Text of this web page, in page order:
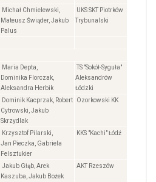
Michał Chmielewski,
Mateusz Świąder, Jakub
Palus
UKS SKT Piotrków
Trybunalski
Maria Depta,
Dominika Florczak,
Aleksandra Herbik
TS "Sokół-Syguła"
Aleksandrów
Łódzki
Dominik Kacprzak, Robert
Cytrowski, Jakub
Skrzydlak
Ozorkowski KK
Krzysztof Pilarski,
Jan Pieczka, Gabriela
Felsztukier
KKS "Kachi" Łódź
Jakub Głąb, Arek
Kaszuba, Jakub Bożek
AKT Rzeszów